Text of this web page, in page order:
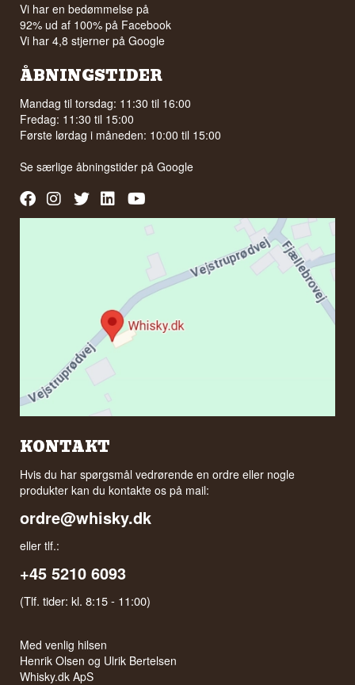
Vi har en bedømmelse på
92% ud af 100% på Facebook
Vi har 4,8 stjerner på Google
ÅBNINGSTIDER
Mandag til torsdag: 11:30 til 16:00
Fredag: 11:30 til 15:00
Første lørdag i måneden: 10:00 til 15:00
Se særlige åbningstider påGoogle
KONTAKT
Hvis du har spørgsmål vedrørende en ordre eller nogle
produkter kan du kontakte os på mail:
ordre@whisky.dk
eller tlf.:
+45 5210 6093
(Tlf. tider: kl. 8:15 - 11:00)
Med venlig hilsen
Henrik Olsen og Ulrik Bertelsen
Whisky.dk ApS